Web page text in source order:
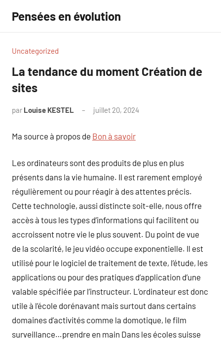
contenu
Pensées en évolution
Uncategorized
La tendance du moment Création de
sites
par Louise KESTEL juillet 20, 2024
Ma source à propos de Bon à savoir
Les ordinateurs sont des produits de plus en plus
présents dans la vie humaine. Il est rarement employé
régulièrement ou pour réagir à des attentes précis.
Cette technologie, aussi distincte soit-elle, nous offre
accès à tous les types d’informations qui facilitent ou
accroissent notre vie le plus souvent. Du point de vue
de la scolarité, le jeu vidéo occupe exponentielle. Il est
utilisé pour le logiciel de traitement de texte, l’étude, les
applications ou pour des pratiques d’application d’une
valable spécifiée par l’instructeur. L’ordinateur est donc
utile à l’école dorénavant mais surtout dans certains
domaines d’activités comme la domotique, le film
surveillance…prendre en main Dans les écoles suisse